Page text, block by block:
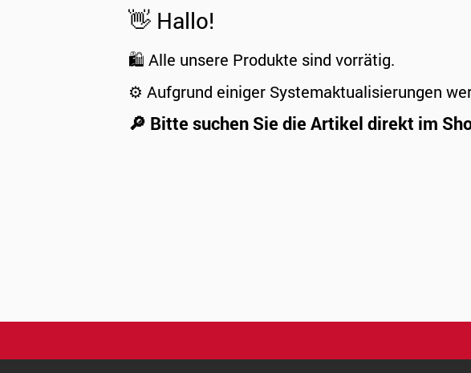
👋 Hallo!
🛍️ Alle unsere Produkte sind vorrätig.
⚙️ Aufgrund einiger Systemaktualisierungen
🔎 Bitte suchen Sie die Artikel direkt im